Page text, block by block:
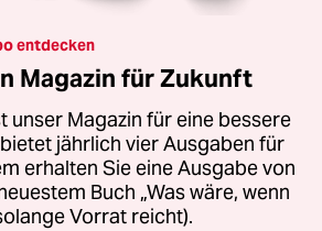
entdecken
Magazin für Zukunft
unser Magazin für eine bessere
jährlich vier Ausgaben für
erhalten Sie eine Ausgabe von
Buch „Was wäre, wenn
Vorrat reicht).